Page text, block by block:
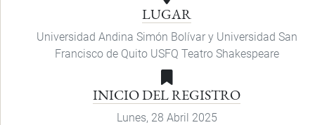
LUGAR
Universidad Andina Simón Bolívar y Universidad San
Francisco de Quito USFQ Teatro Shakespeare
INICIO DEL REGISTRO
Lunes, 28 Abril 2025